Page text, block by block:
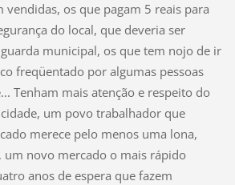
vendidas, os que pagam 5 reais para
do local, que deveria ser
municipal, os que tem nojo de ir
freqüentado por algumas pessoas
Tenham mais atenção e respeito do
um povo trabalhador que
merece pelo menos uma lona,
um novo mercado o mais rápido
anos de espera que fazem